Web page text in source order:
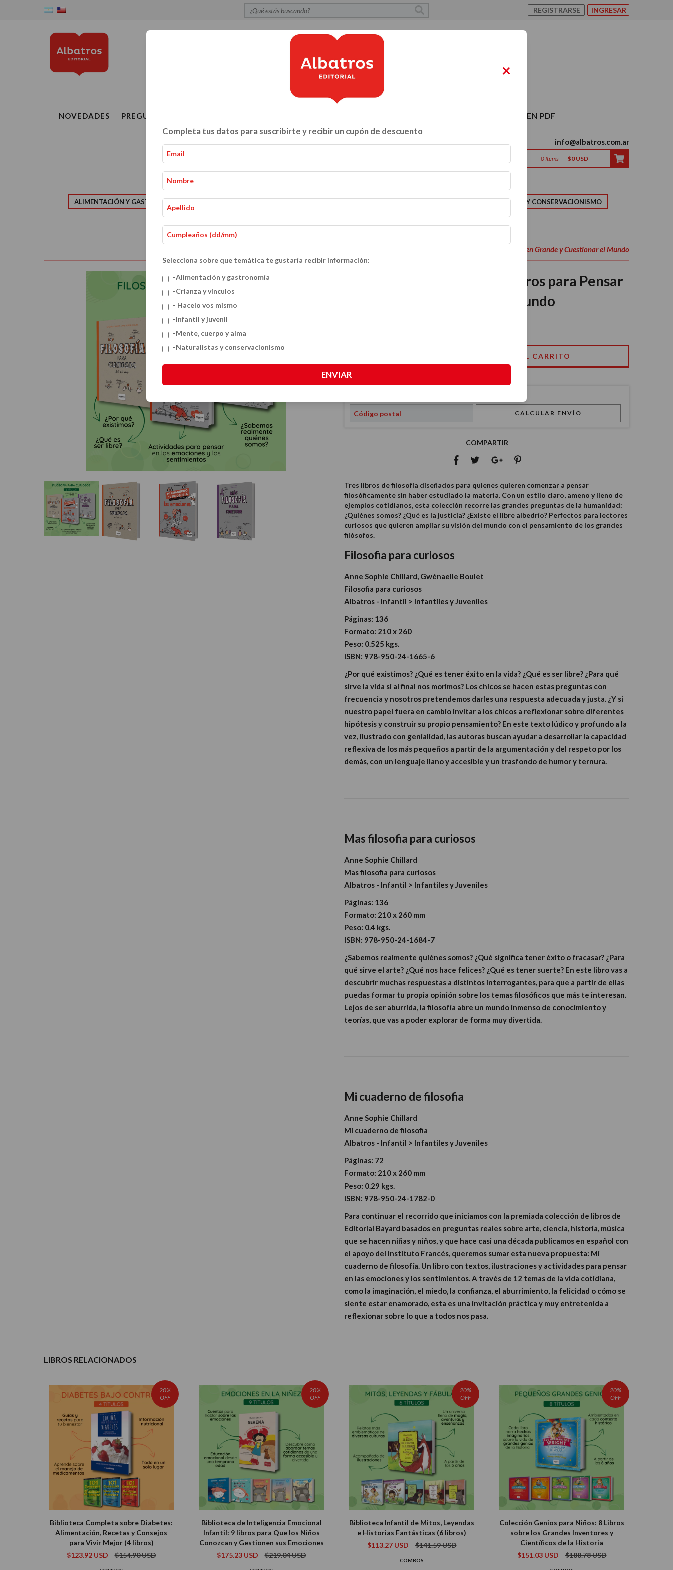
REGISTRARSE INGRESAR
NOVEDADES PREGUNTAS FRECUENTES CATÁLOGO ALBATROS 2026 EN PDF
info@albatros.com.ar
0 Items | $0 USD
ALIMENTACIÓN Y GASTRONOMÍA NATURALEZA Y CONSERVACIONISMO
Filosofía para Curiosos: 3 Libros para Pensar en Grande y Cuestionar el Mundo
Filosofía para Curiosos: 3 Libros para Pensar
en Grande y Cuestionar el Mundo
CALCULAR ENVÍO
COMPARTIR
Tres libros de filosofía diseñados para quienes quieren comenzar a pensar
filosóficamente sin haber estudiado la materia. Con un estilo claro, ameno y lleno de
ejemplos cotidianos, esta colección recorre las grandes preguntas de la humanidad:
¿Quiénes somos? ¿Qué es la justicia? ¿Existe el libre albedrío? Perfectos para lectores
curiosos que quieren ampliar su visión del mundo con el pensamiento de los grandes
filósofos.
Filosofia para curiosos
Anne Sophie Chillard, Gwénaelle Boulet
Filosofia para curiosos
Albatros - Infantil > Infantiles y Juveniles
Páginas: 136
Formato: 210 x 260
Peso: 0.525 kgs.
ISBN: 978-950-24-1665-6
¿Por qué existimos? ¿Qué es tener éxito en la vida? ¿Qué es ser libre? ¿Para qué
sirve la vida si al final nos morimos? Los chicos se hacen estas preguntas con
frecuencia y nosotros pretendemos darles una respuesta adecuada y justa. ¿Y si
nuestro papel fuera en cambio invitar a los chicos a reflexionar sobre diferentes
hipótesis y construir su propio pensamiento? En este texto lúdico y profundo a la
vez, ilustrado con genialidad, las autoras buscan ayudar a desarrollar la capacidad
reflexiva de los más pequeños a partir de la argumentación y del respeto por los
demás, con un lenguaje llano y accesible y un trasfondo de humor y ternura.
Mas filosofia para curiosos
Anne Sophie Chillard
Mas filosofia para curiosos
Albatros - Infantil > Infantiles y Juveniles
Páginas: 136
Formato: 210 x 260 mm
Peso: 0.4 kgs.
ISBN: 978-950-24-1684-7
¿Sabemos realmente quiénes somos? ¿Qué significa tener éxito o fracasar? ¿Para
qué sirve el arte? ¿Qué nos hace felices? ¿Qué es tener suerte? En este libro vas a
descubrir muchas respuestas a distintos interrogantes, para que a partir de ellas
puedas formar tu propia opinión sobre los temas filosóficos que más te interesan.
Lejos de ser aburrida, la filosofía abre un mundo inmenso de conocimiento y
teorías, que vas a poder explorar de forma muy divertida.
Mi cuaderno de filosofia
Anne Sophie Chillard
Mi cuaderno de filosofia
Albatros - Infantil > Infantiles y Juveniles
Páginas: 72
Formato: 210 x 260 mm
Peso: 0.29 kgs.
ISBN: 978-950-24-1782-0
Para continuar el recorrido que iniciamos con la premiada colección de libros de
Editorial Bayard basados en preguntas reales sobre arte, ciencia, historia, música
que se hacen niñas y niños, y que hace casi una década publicamos en español con
el apoyo del Instituto Francés, queremos sumar esta nueva propuesta: Mi
cuaderno de filosofía. Un libro con textos, ilustraciones y actividades para pensar
en las emociones y los sentimientos. A través de 12 temas de la vida cotidiana,
como la imaginación, el miedo, la confianza, el aburrimiento, la felicidad o cómo se
siente estar enamorado, esta es una invitación práctica y muy entretenida a
reflexionar sobre lo que a todos nos pasa.
LIBROS RELACIONADOS
20%
OFF
Biblioteca Completa sobre Diabetes:
Alimentación, Recetas y Consejos
para Vivir Mejor (4 libros)
$123.92 USD
$154.90 USD
20%
OFF
Biblioteca de Inteligencia Emocional
Infantil: 9 libros para Que los Niños
Conozcan y Gestionen sus Emociones
$175.23 USD
$219.04 USD
20%
OFF
Biblioteca Infantil de Mitos, Leyendas
e Historias Fantásticas (6 libros)
$113.27 USD
$141.59 USD
COMBOS
20%
OFF
Colección Genios para Niños: 8 Libros
sobre los Grandes Inventores y
Científicos de la Historia
$151.03 USD
$188.78 USD
×
Completa tus datos para suscribirte y recibir un cupón de descuento
Selecciona sobre que temática te gustaría recibir información:
-Alimentación y gastronomía
-Crianza y vínculos
- Hacelo vos mismo
-Infantil y juvenil
-Mente, cuerpo y alma
-Naturalistas y conservacionismo
ENVIAR